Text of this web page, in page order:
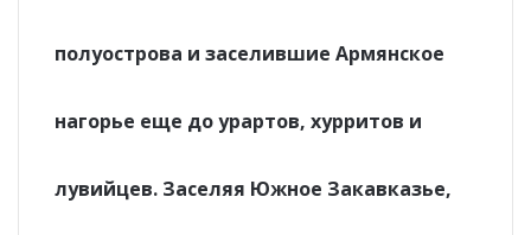
полуострова и заселившие Армянское
нагорье еще до урартов, хурритов и
лувийцев. Заселяя Южное Закавказье,